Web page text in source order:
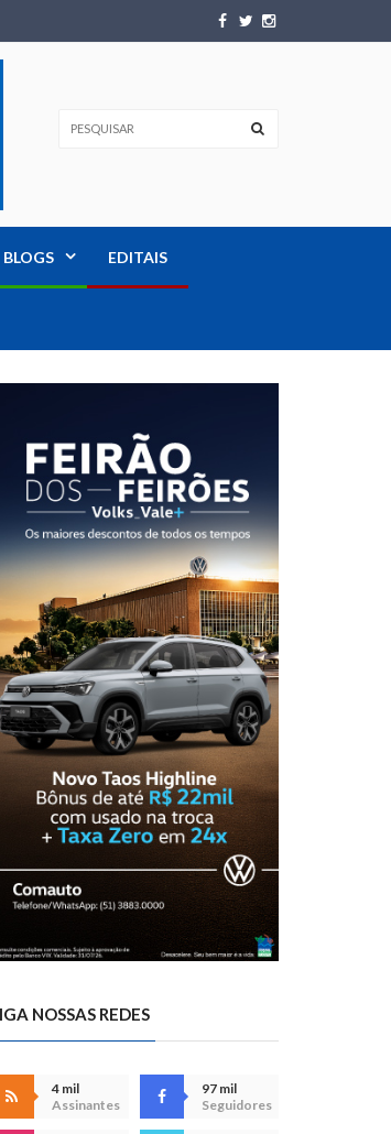
BLOGS EDITAIS
NOSSAS REDES
4 mil
Assinantes
97 mil
Seguidores